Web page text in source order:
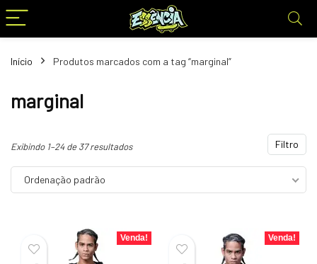
Início Produtos marcados com a tag “marginal”
marginal
Filtro
Exibindo 1–24 de 37 resultados
Ordenação padrão
Venda! Venda!